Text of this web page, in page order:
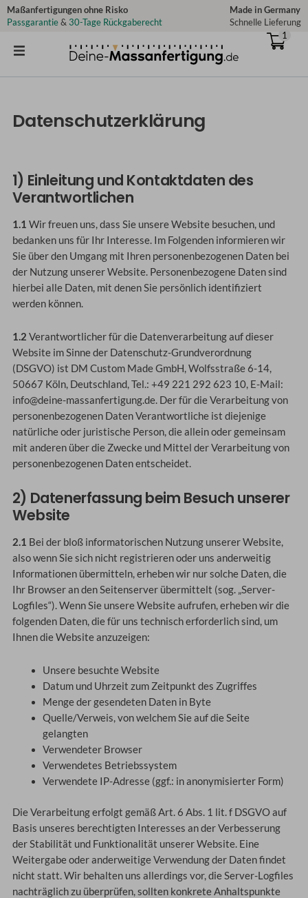
Zum
Inhalt
Maßanfertigungen ohne Risko
Passgarantie& 30-Tage Rückgaberecht
Made in Germany
Schnelle Lieferung
1
Datenschutzerklärung
1) Einleitung und Kontaktdaten des
Verantwortlichen
1.1 Wir freuen uns, dass Sie unsere Website besuchen, und
bedanken uns für Ihr Interesse. Im Folgenden informieren wir
Sie über den Umgang mit Ihren personenbezogenen Daten bei
der Nutzung unserer Website. Personenbezogene Daten sind
hierbei alle Daten, mit denen Sie persönlich identifiziert
werden können.
1.2 Verantwortlicher für die Datenverarbeitung auf dieser
Website im Sinne der Datenschutz-Grundverordnung
(DSGVO) ist DM Custom Made GmbH, Wolfsstraße 6-14,
50667 Köln, Deutschland, Tel.: +49 221 292 623 10, E-Mail:
info@deine-massanfertigung.de. Der für die Verarbeitung von
personenbezogenen Daten Verantwortliche ist diejenige
natürliche oder juristische Person, die allein oder gemeinsam
mit anderen über die Zwecke und Mittel der Verarbeitung von
personenbezogenen Daten entscheidet.
2) Datenerfassung beim Besuch unserer
Website
2.1 Bei der bloß informatorischen Nutzung unserer Website,
also wenn Sie sich nicht registrieren oder uns anderweitig
Informationen übermitteln, erheben wir nur solche Daten, die
Ihr Browser an den Seitenserver übermittelt (sog. „Server-
Logfiles“). Wenn Sie unsere Website aufrufen, erheben wir die
folgenden Daten, die für uns technisch erforderlich sind, um
Ihnen die Website anzuzeigen:
Unsere besuchte Website
Datum und Uhrzeit zum Zeitpunkt des Zugriffes
Menge der gesendeten Daten in Byte
Quelle/Verweis, von welchem Sie auf die Seite
gelangten
Verwendeter Browser
Verwendetes Betriebssystem
Verwendete IP-Adresse (ggf.: in anonymisierter Form)
Die Verarbeitung erfolgt gemäß Art. 6 Abs. 1 lit. f DSGVO auf
Basis unseres berechtigten Interesses an der Verbesserung
der Stabilität und Funktionalität unserer Website. Eine
Weitergabe oder anderweitige Verwendung der Daten findet
nicht statt. Wir behalten uns allerdings vor, die Server-Logfiles
nachträglich zu überprüfen, sollten konkrete Anhaltspunkte